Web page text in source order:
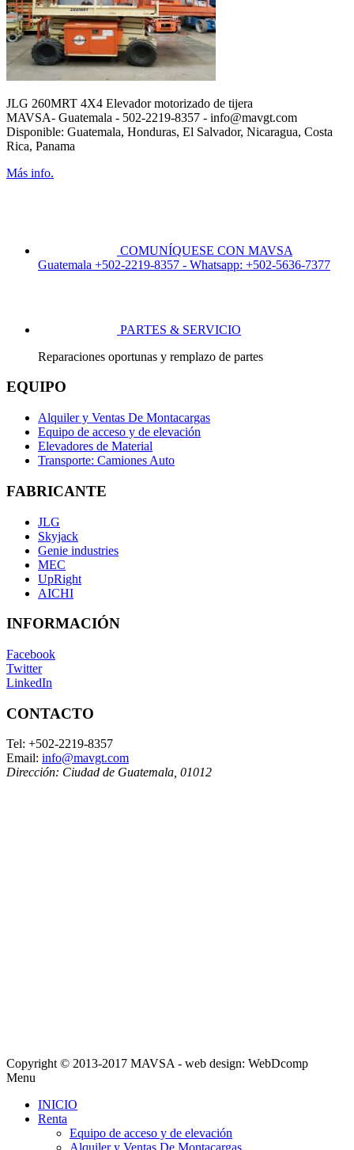
JLG 260MRT 4X4 Elevador motorizado de tijera
MAVSA- Guatemala - 502-2219-8357 - info@mavgt.com
Disponible: Guatemala, Honduras, El Salvador, Nicaragua, Costa
Rica, Panama
Más info.
COMUNÍQUESE CON MAVSA
Guatemala +502-2219-8357 - Whatsapp: +502-5636-7377
PARTES & SERVICIO
Reparaciones oportunas y remplazo de partes
EQUIPO
Alquiler y Ventas De Montacargas
Equipo de acceso y de elevación
Elevadores de Material
Transporte: Camiones Auto
FABRICANTE
JLG
Skyjack
Genie industries
MEC
UpRight
AICHI
INFORMACIÓN
Facebook
Twitter
LinkedIn
CONTACTO
Tel: +502-2219-8357
Email: info@mavgt.com
Dirección: Ciudad de Guatemala 01012
Copyright © 2013-2017 MAVSA - web design: WebDcomp
Menu
INICIO
Renta
Equipo de acceso y de elevación